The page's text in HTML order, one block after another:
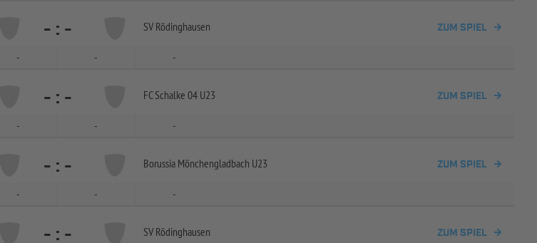
- : - SV Rödinghausen ZUM SPIEL
- - -
- : - FC Schalke 04 U23 ZUM SPIEL
- - -
- : - Borussia Mönchengladbach U23 ZUM SPIEL
- - -
- : - SV Rödinghausen ZUM SPIEL